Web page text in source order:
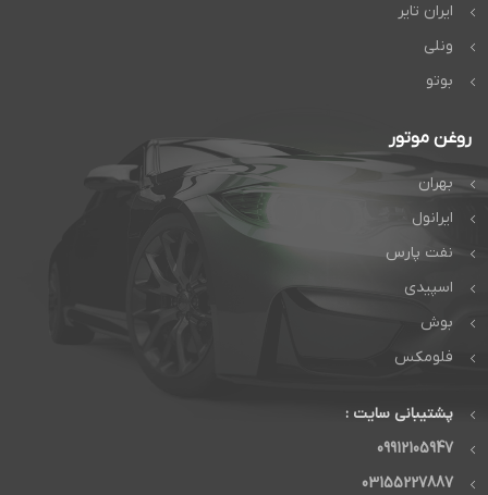
ایران تایر
ونلی
بوتو
روغن موتور
بهران
ایرانول
نفت پارس
اسپیدی
بوش
فلومکس
پشتیبانی سایت :
09912105947
03155227887